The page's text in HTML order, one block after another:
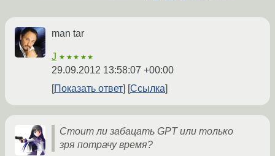
man tar
J ★★★★★
29.09.2012 13:58:07 +00:00
Показать ответ
Ссылка
Стоит ли забацать GPT или только
зря потрачу время?